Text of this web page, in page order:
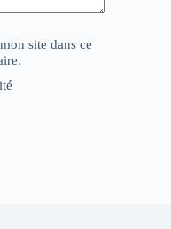
site dans ce